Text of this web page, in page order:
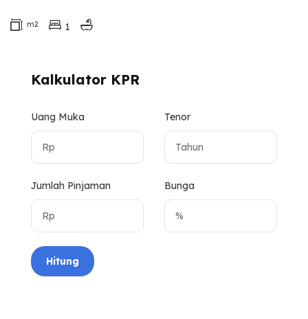
m2 1
Kalkulator KPR
Uang Muka Tenor
Jumlah Pinjaman Bunga
Hitung